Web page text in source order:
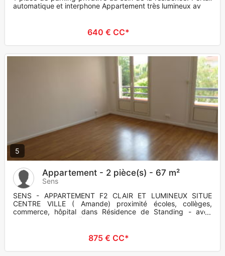
automatique et interphone Appartement très lumineux av
640 € CC*
5
Appartement - 2 pièce(s) - 67 m²
Sens
SENS - APPARTEMENT F2 CLAIR ET LUMINEUX SITUE
CENTRE VILLE ( Amande) proximité écoles, collèges,
commerce, hôpital dans Résidence de Standing - avec
ascenseur - vue jardin - p
875 € CC*